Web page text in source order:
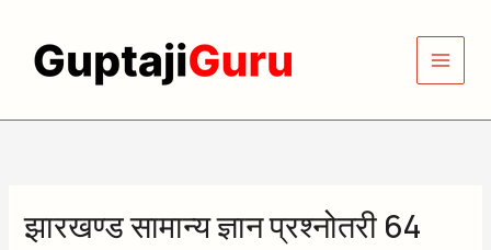
content
झारखण्ड सामान्य ज्ञान प्रश्नोतरी 64